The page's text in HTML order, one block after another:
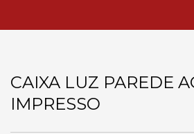
CAIXA LUZ PAREDE
IMPRESSO